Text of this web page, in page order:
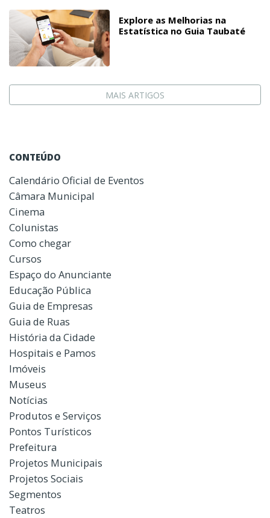
Explore as Melhorias na
Estatística no Guia Taubaté
MAIS ARTIGOS
CONTEÚDO
Calendário Oficial de Eventos
Câmara Municipal
Cinema
Colunistas
Como chegar
Cursos
Espaço do Anunciante
Educação Pública
Guia de Empresas
Guia de Ruas
História da Cidade
Hospitais e Pamos
Imóveis
Museus
Notícias
Produtos e Serviços
Pontos Turísticos
Prefeitura
Projetos Municipais
Projetos Sociais
Segmentos
Teatros